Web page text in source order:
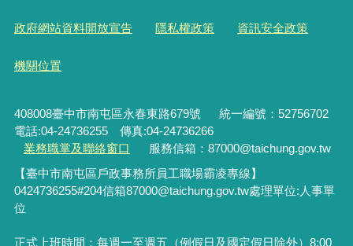
政府網站資料開放宣告 隱私權政策 資訊安全政策
機關位置
408008臺中市南屯區永春東路679號 統一編號：52756702
電話:04-24736255 傳真:04-24736266
業務職掌及聯絡窗口
服務信箱：87000@taichung.gov.tw
【臺中市南屯區戶政事務所員工職場霸凌專線】
0424736255#204信箱87000@taichung.gov.tw處理單位: 人事單
位
正式上班時間：每週一至週五（例假日及國定假日除外）8:00